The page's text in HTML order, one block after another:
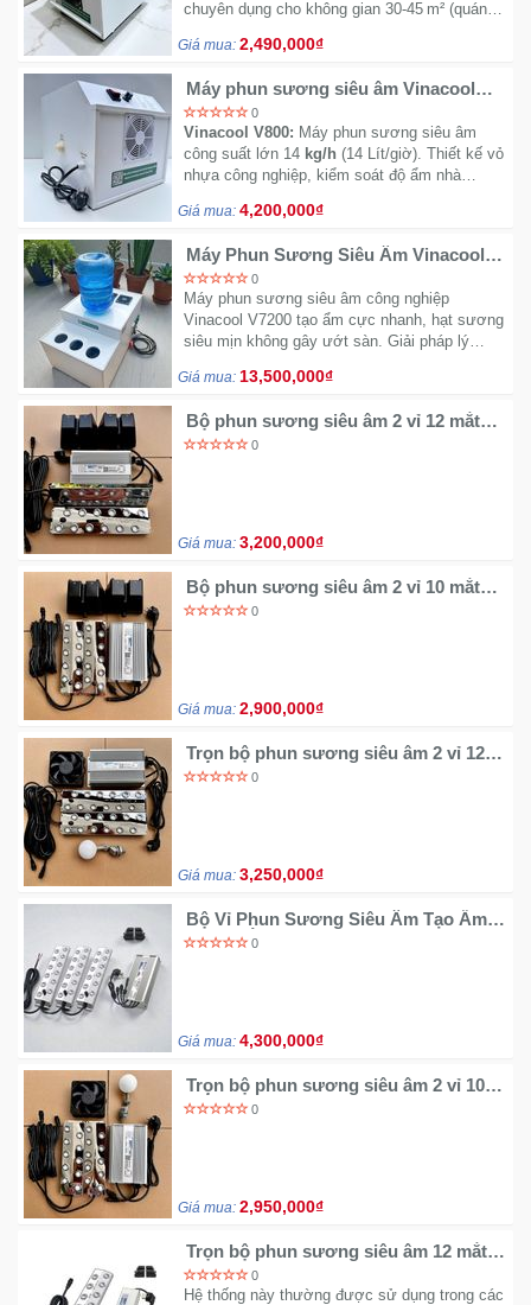
Máy
Đồ
chơi
công
nghệ
vụ
Giải
pháp
Voucher
Bé
chuyên dụng cho không gian 30‑45 m² (quán
Giá mua: 2,490,000₫
Máy phun sương siêu âm Vinacool
V800
0
Vinacool V800: Máy phun sương siêu âm
công suất lớn 14 kg/h (14 Lít/giờ). Thiết kế vỏ
nhựa công nghiệp, kiểm soát độ ẩm nhà
Giải pháp bền bỉ cho môi trường công nghiệp
Giá mua: 4,200,000₫
Máy Phun Sương Siêu Âm Vinacool
V7200 | Công Suất Khủng Giá Tốt
0
Máy phun sương siêu âm công nghiệp
Vinacool V7200 tạo ẩm cực nhanh, hạt sương
siêu mịn không gây ướt sàn. Giải pháp lý
bền cao, giá cạnh tranh
Giá mua: 13,500,000₫
Bộ phun sương siêu âm 2 vỉ 12 mắt
kèm nguồn và phao
0
Giá mua: 3,200,000₫
Bộ phun sương siêu âm 2 vỉ 10 mắt
kèm nguồn và phao
0
Giá mua: 2,900,000₫
Trọn bộ phun sương siêu âm 2 vỉ 12
mắt kèm quạt nguồn và phao
0
Giá mua: 3,250,000₫
Bộ Vỉ Phun Sương Siêu Âm Tạo Ẩm 3
Vỉ 10 Mắt | Giải Pháp tạo khói & Tạo
0
Giá mua: 4,300,000₫
Trọn bộ phun sương siêu âm 2 vỉ 10
mắt kèm quạt nguồn và phao
0
Giá mua: 2,950,000₫
Trọn bộ phun sương siêu âm 12 mắt
kèm nguồn và bộ phao
0
Hệ thống này thường được sử dụng trong các